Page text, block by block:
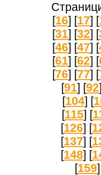
[16] [17] [
[31] [32] [
[46] [47] [
[61] [62] [
[76] [77] [
[91] [92
[104] [
[115] [
[126] [
[137] [
[148] [
[159